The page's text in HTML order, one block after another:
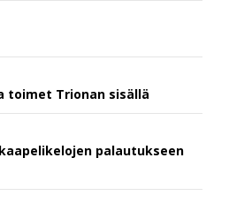
toimet Trionan sisällä
palautukseen